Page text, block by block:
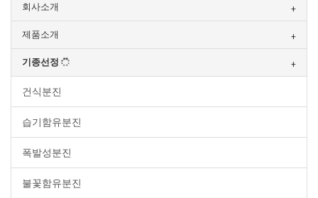
회사소개
제품소개
기종선정
건식분진
습기함유분진
폭발성분진
불꽃함유분진